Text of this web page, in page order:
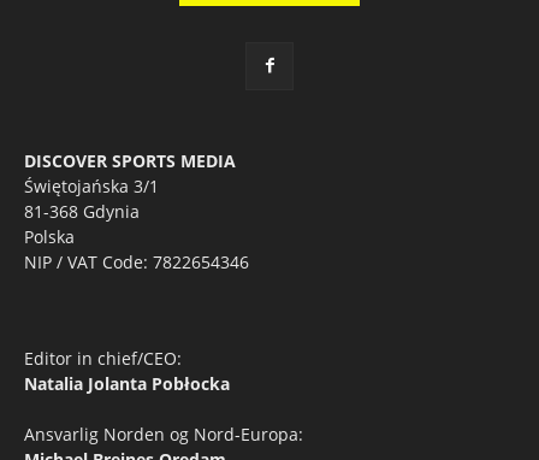
DISCOVER SPORTS MEDIA
Świętojańska 3/1
81-368 Gdynia
Polska
NIP / VAT Code: 7822654346
Editor in chief/CEO:
Natalia Jolanta Pobłocka
Ansvarlig Norden og Nord-Europa: